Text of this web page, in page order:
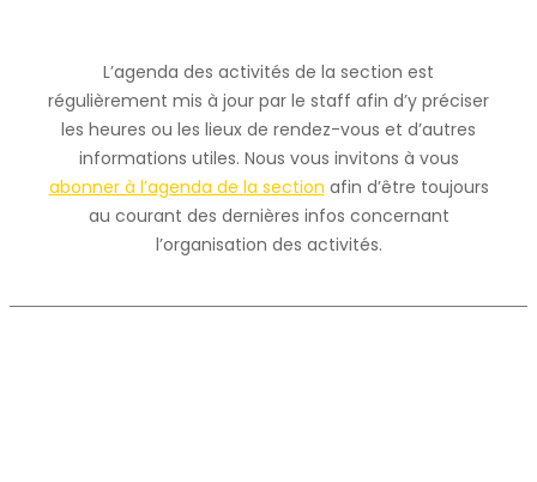
L’agenda des activités de la section est
régulièrement mis à jour par le staff afin d’y préciser
les heures ou les lieux de rendez-vous et d’autres
informations utiles. Nous vous invitons à vous
abonner à l’agenda de la section afin d’être toujours
au courant des dernières infos concernant
l’organisation des activités.